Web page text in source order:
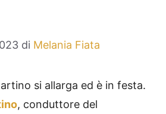
di Melania Fiata
si allarga ed è in festa.
, conduttore del